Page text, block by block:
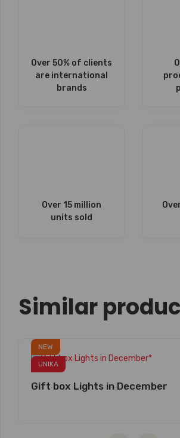
Over 50% of clients
are international
brands
Over 15 million
units sold
Similar
NEW
UNIKA
Gift box Lights in December